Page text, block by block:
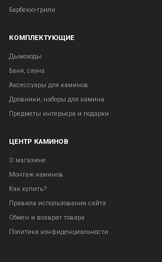
Барбекю-грили
КОМПЛЕКТУЮЩИЕ
Дымоходы
Баня, сауна
Аксессуары для каминов
Дровники, наборы для камина
Предметы интерьера и подарки
ЦЕНТР КАМИНОВ
О магазине
Монтаж каминов
Как купить?
Правила использования сайта
Обмен и возврат товара
Политика конфиденциальности